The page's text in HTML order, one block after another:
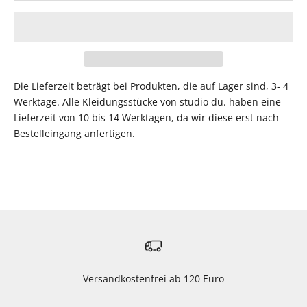
Die Lieferzeit beträgt bei Produkten, die auf Lager sind, 3- 4
Werktage. Alle Kleidungsstücke von studio du. haben eine
Lieferzeit von 10 bis 14 Werktagen, da wir diese erst nach
Bestelleingang anfertigen.
Versandkostenfrei ab 120 Euro